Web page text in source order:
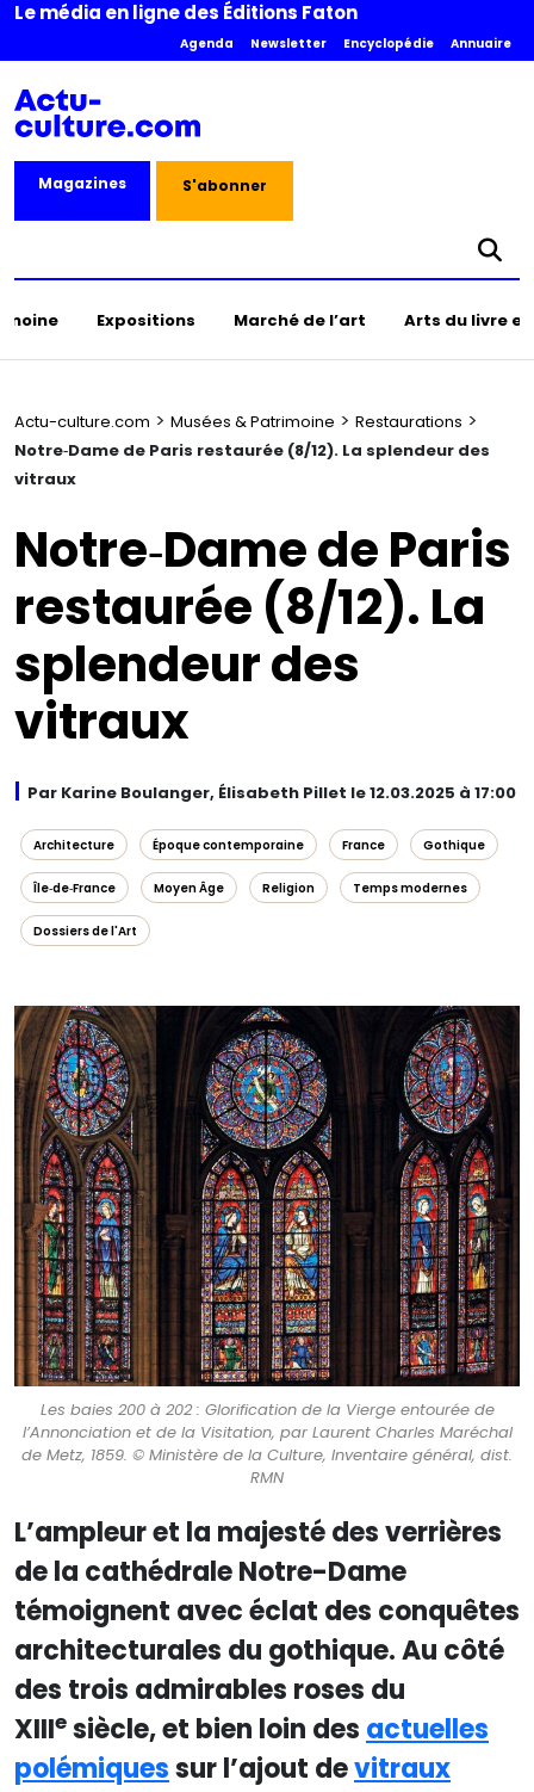
Le média en ligne des Éditions Faton
Agenda Newsletter Encyclopédie Annuaire
Magazines S'abonner
Expositions Marché de l’art Arts du livre
Actu-culture.com > Musées & Patrimoine > Restaurations >
Notre‑Dame de Paris restaurée (8/12). La splendeur des
vitraux
Notre‑Dame de Paris
restaurée (8/12). La
splendeur des
vitraux
Par Karine Boulanger, Élisabeth Pillet le 12.03.2025 à 17:00
Architecture Époque contemporaine France Gothique
Île‑de‑France Moyen Âge Religion Temps modernes
Dossiers de l'Art
Les baies 200 à 202 : Glorification de la Vierge entourée de
l’Annonciation et de la Visitation, par Laurent Charles Maréchal
de Metz, 1859. © Ministère de la Culture, Inventaire général, dist.
RMN
L’ampleur et la majesté des verrières
de la cathédrale Notre-Dame
témoignent avec éclat des conquêtes
architecturales du gothique. Au côté
des trois admirables roses du
XIIIe siècle, et bien loin des actuelles
polémiquessur l’ajout devitraux